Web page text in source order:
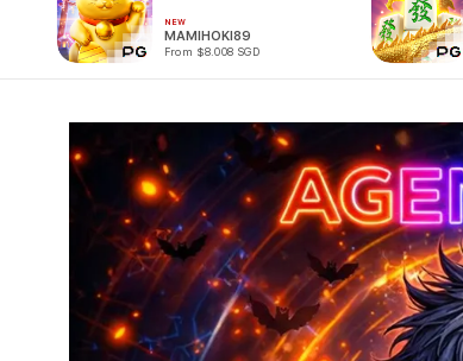
NEW
MAMIHOKI89
From $8.008 SGD
Skip to
product
information